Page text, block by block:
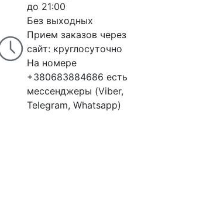
до 21:00
Без выходных
Прием заказов через
сайт: круглосуточно
На номере
+380683884686 есть
мессенджеры (Viber,
Telegram, Whatsapp)